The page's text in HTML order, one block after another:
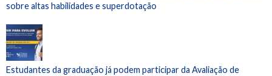
sobre altas habilidades e superdotação
Estudantes da graduação já podem participar da Avaliação de